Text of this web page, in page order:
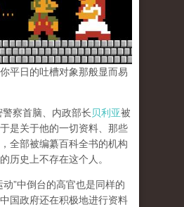
平日的吐槽对象那般显而易
察首脑、内政部长贝利亚被
是关于他的一切资料、那些
全部被编纂百科全书的机构
历史上不存在这个人。
”中倒台的高官也是同样的
国政府还在积极地进行资料